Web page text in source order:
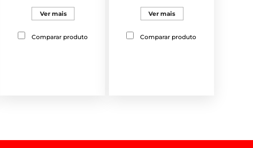
Ver mais
Comparar produto
Ver mais
Comparar produto